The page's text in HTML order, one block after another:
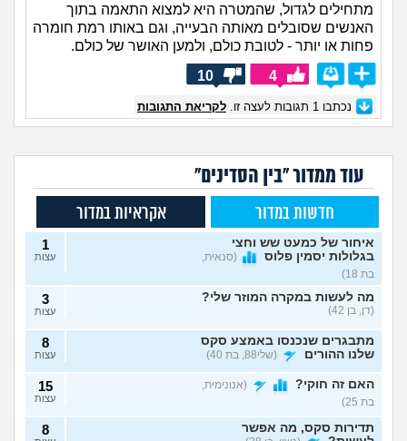
מתחילים לגדול, שהמטרה היא למצוא התאמה בתוך
האנשים שסובלים מאותה הבעייה, וגם באותו רמת חומרה
פחות או יותר - לטובת כולם, ולמען האושר של כולם.
4
10
נכתבו 1 תגובות לעצה זו. לקריאת התגובות
עוד ממדור "בין הסדינים"
חדשות במדור אקראיות במדור
איחור של כמעט שש וחצי
בגלולות יסמין פלוס
(סנאית,
בת 18)
1
עצות
מה לעשות במקרה המוזר שלי?
(דן, בן 42)
3
עצות
מתבגרים שנכנסו באמצע סקס
שלנו ההורים
(שלי88, בת 40)
8
עצות
האם זה חוקי?
(אנונימית,
בת 25)
15
עצות
תדירות סקס, מה אפשר
8